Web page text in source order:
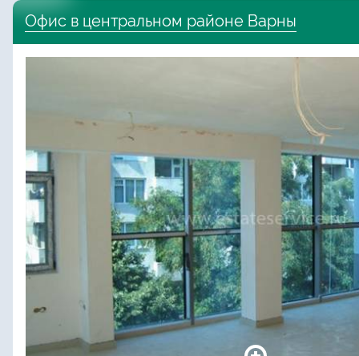
Офис в центральном районе Варны